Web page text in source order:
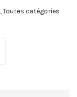
,Toutes catégories